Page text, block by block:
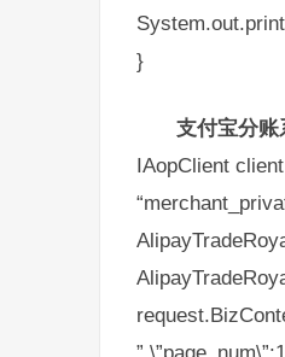
}
支付宝分账
IAopClient
”